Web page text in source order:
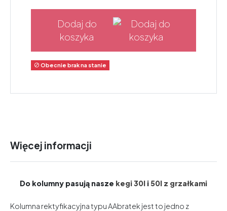
Dodaj do
koszyka
 Obecnie brak na stanie
Więcej informacji
Do kolumny pasują nasze kegi 30l i50l z grzałkami
Kolumna rektyfikacyjna typu AAbratek jest to jedno z